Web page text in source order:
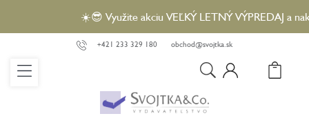
obsah
☀️😎 Využite akciu VEĽKÝ LETNÝ VÝPREDAJ a
+421 233 329 180 obchod@svojtka.sk